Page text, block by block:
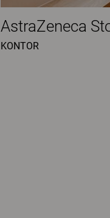
AstraZeneca
KONTOR